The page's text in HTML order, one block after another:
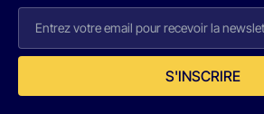
S'INSCRIRE